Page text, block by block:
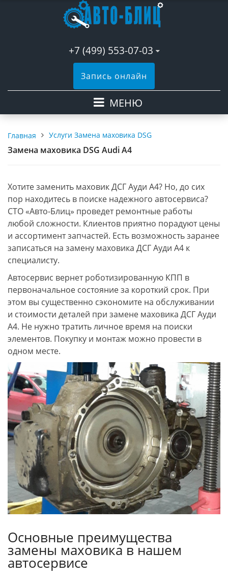
+7 (499) 553-07-03
Запись онлайн
МЕНЮ
Главная Услуги Замена маховика DSG
Замена маховика DSG Audi A4
Хотите заменить маховик ДСГ Ауди А4? Но, до сих
пор находитесь в поиске надежного автосервиса?
СТО «Авто-Блиц» проведет ремонтные работы
любой сложности. Клиентов приятно порадуют цены
и ассортимент запчастей. Есть возможность заранее
записаться на замену маховика ДСГ Ауди А4 к
специалисту.
Автосервис вернет роботизированную КПП в
первоначальное состояние за короткий срок. При
этом вы существенно сэкономите на обслуживании
и стоимости деталей при замене маховика ДСГ Ауди
А4. Не нужно тратить личное время на поиски
элементов. Покупку и монтаж можно провести в
одном месте.
Основные преимущества
замены маховика в нашем
автосервисе